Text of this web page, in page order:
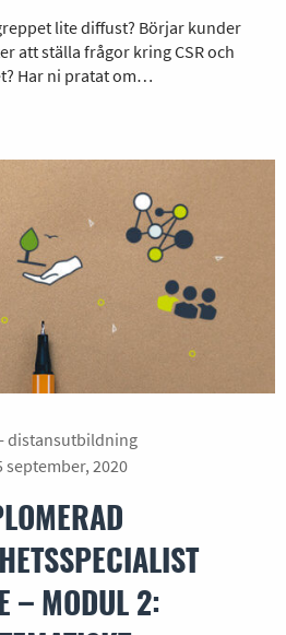
lite diffust? Börjar kunder
att ställa frågor kring CSR och
Har ni pratat om…
distansutbildning
september, 2020
– MODUL 2: